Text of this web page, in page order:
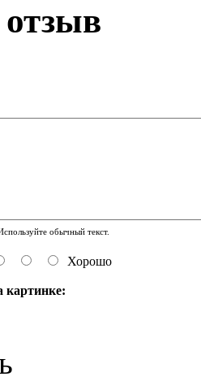
обычный текст.
Хорошо
картинке: